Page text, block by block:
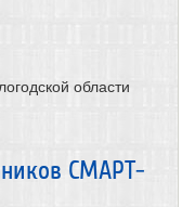
области
СМАРТ-